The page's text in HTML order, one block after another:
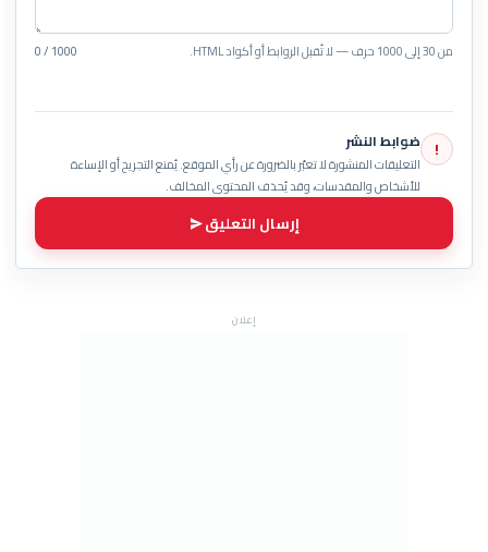
من 30 إلى 1000 حرف — لا تُقبل الروابط أو أكواد HTML. 0 / 1000
! ضوابط النشر
التعليقات المنشورة لا تعبّر بالضرورة عن رأي الموقع. يُمنع التجريح أو الإساءة
للأشخاص والمقدسات، وقد يُحذف المحتوى المخالف.
إرسال التعليق
إعلان